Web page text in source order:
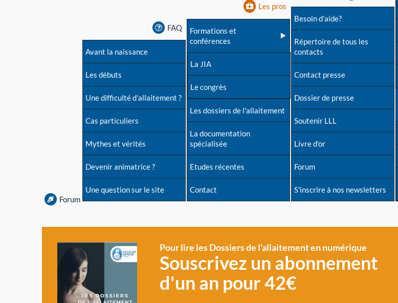
Forum
FAQ
Avant la naissance
Les débuts
Une difficulté d'allaitement ?
Cas particuliers
Mythes et vérités
Devenir animatrice ?
Une question sur le site
Les pros
Formations et
conférences
La JIA
Le congrès
Les dossiers de l'allaitement
La documentation
spécialisée
Etudes récentes
Contact
Besoin d'aide?
Répertoire de tous les
contacts
Contact presse
Dossier de presse
Soutenir LLL
Livre d'or
Forum
S'inscrire à nos newsletters
Pour lire les Dossiers de l'allaitement en numérique
Souscrivez un abonnement
d'un an pour 42€